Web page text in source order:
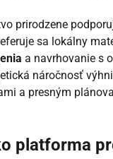
prirodzene
sa lokálny
a navrhovanie s
náročnosť
a presným
platforma